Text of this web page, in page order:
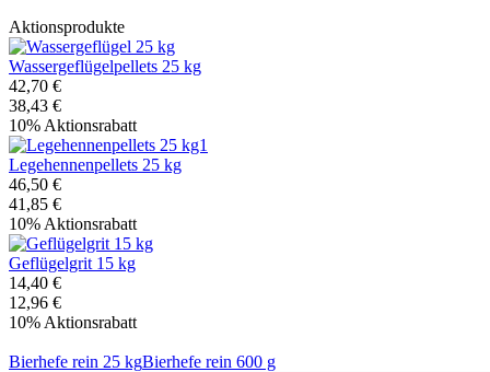
Aktionsprodukte
Wassergeflügelpellets 25 kg
42,70 €
38,43 €
10% Aktionsrabatt
Legehennenpellets 25 kg
46,50 €
41,85 €
10% Aktionsrabatt
Geflügelgrit 15 kg
14,40 €
12,96 €
10% Aktionsrabatt
Bierhefe rein 25 kgBierhefe rein 600 g